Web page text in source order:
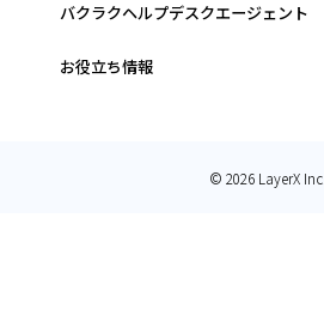
バクラクヘルプデスクエージェント
お役立ち情報
© 2026 LayerX Inc.